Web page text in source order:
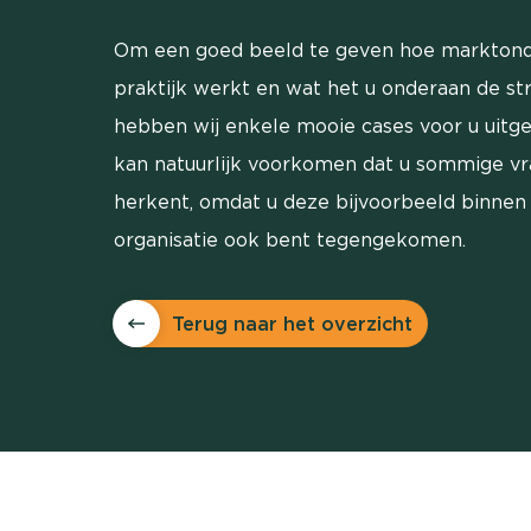
Om een goed beeld te geven hoe
praktijk werkt en wat het u onderaan de
hebben wij enkele mooie cases voor u
kan natuurlijk voorkomen dat u sommige
herkent, omdat u deze bijvoorbeeld binnen
organisatie ook bent tegengekomen.
Terug naar het overzicht